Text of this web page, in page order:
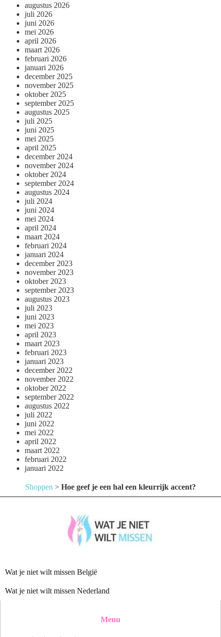
augustus 2026
juli 2026
juni 2026
mei 2026
april 2026
maart 2026
februari 2026
januari 2026
december 2025
november 2025
oktober 2025
september 2025
augustus 2025
juli 2025
juni 2025
mei 2025
april 2025
december 2024
november 2024
oktober 2024
september 2024
augustus 2024
juli 2024
juni 2024
mei 2024
april 2024
maart 2024
februari 2024
januari 2024
december 2023
november 2023
oktober 2023
september 2023
augustus 2023
juli 2023
juni 2023
mei 2023
april 2023
maart 2023
februari 2023
januari 2023
december 2022
november 2022
oktober 2022
september 2022
augustus 2022
juli 2022
juni 2022
mei 2022
april 2022
maart 2022
februari 2022
januari 2022
Shoppen > Hoe geef je een hal een kleurrijk accent?
Wat je niet wilt missen België
Wat je niet wilt missen Nederland
Menu